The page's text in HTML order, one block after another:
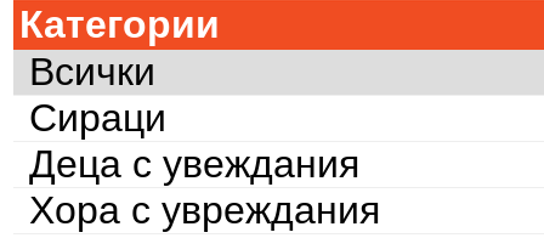
Категории
Всички
Сираци
Деца с увеждания
Хора с увреждания